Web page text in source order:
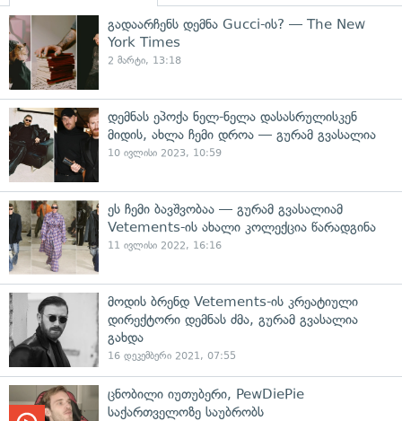
გადაარჩენს დემნა Gucci-ის? — The New
York Times
2 მარტი, 13:18
დემნას ეპოქა ნელ-ნელა დასასრულისკენ
მიდის, ახლა ჩემი დროა — გურამ გვასალია
10 ივლისი 2023, 10:59
ეს ჩემი ბავშვობაა — გურამ გვასალიამ
Vetements-ის ახალი კოლექცია წარადგინა
11 ივლისი 2022, 16:16
მოდის ბრენდ Vetements-ის კრეატიული
დირექტორი დემნას ძმა, გურამ გვასალია
გახდა
16 დეკემბერი 2021, 07:55
ცნობილი იუთუბერი, PewDiePie
საქართველოზე საუბრობს